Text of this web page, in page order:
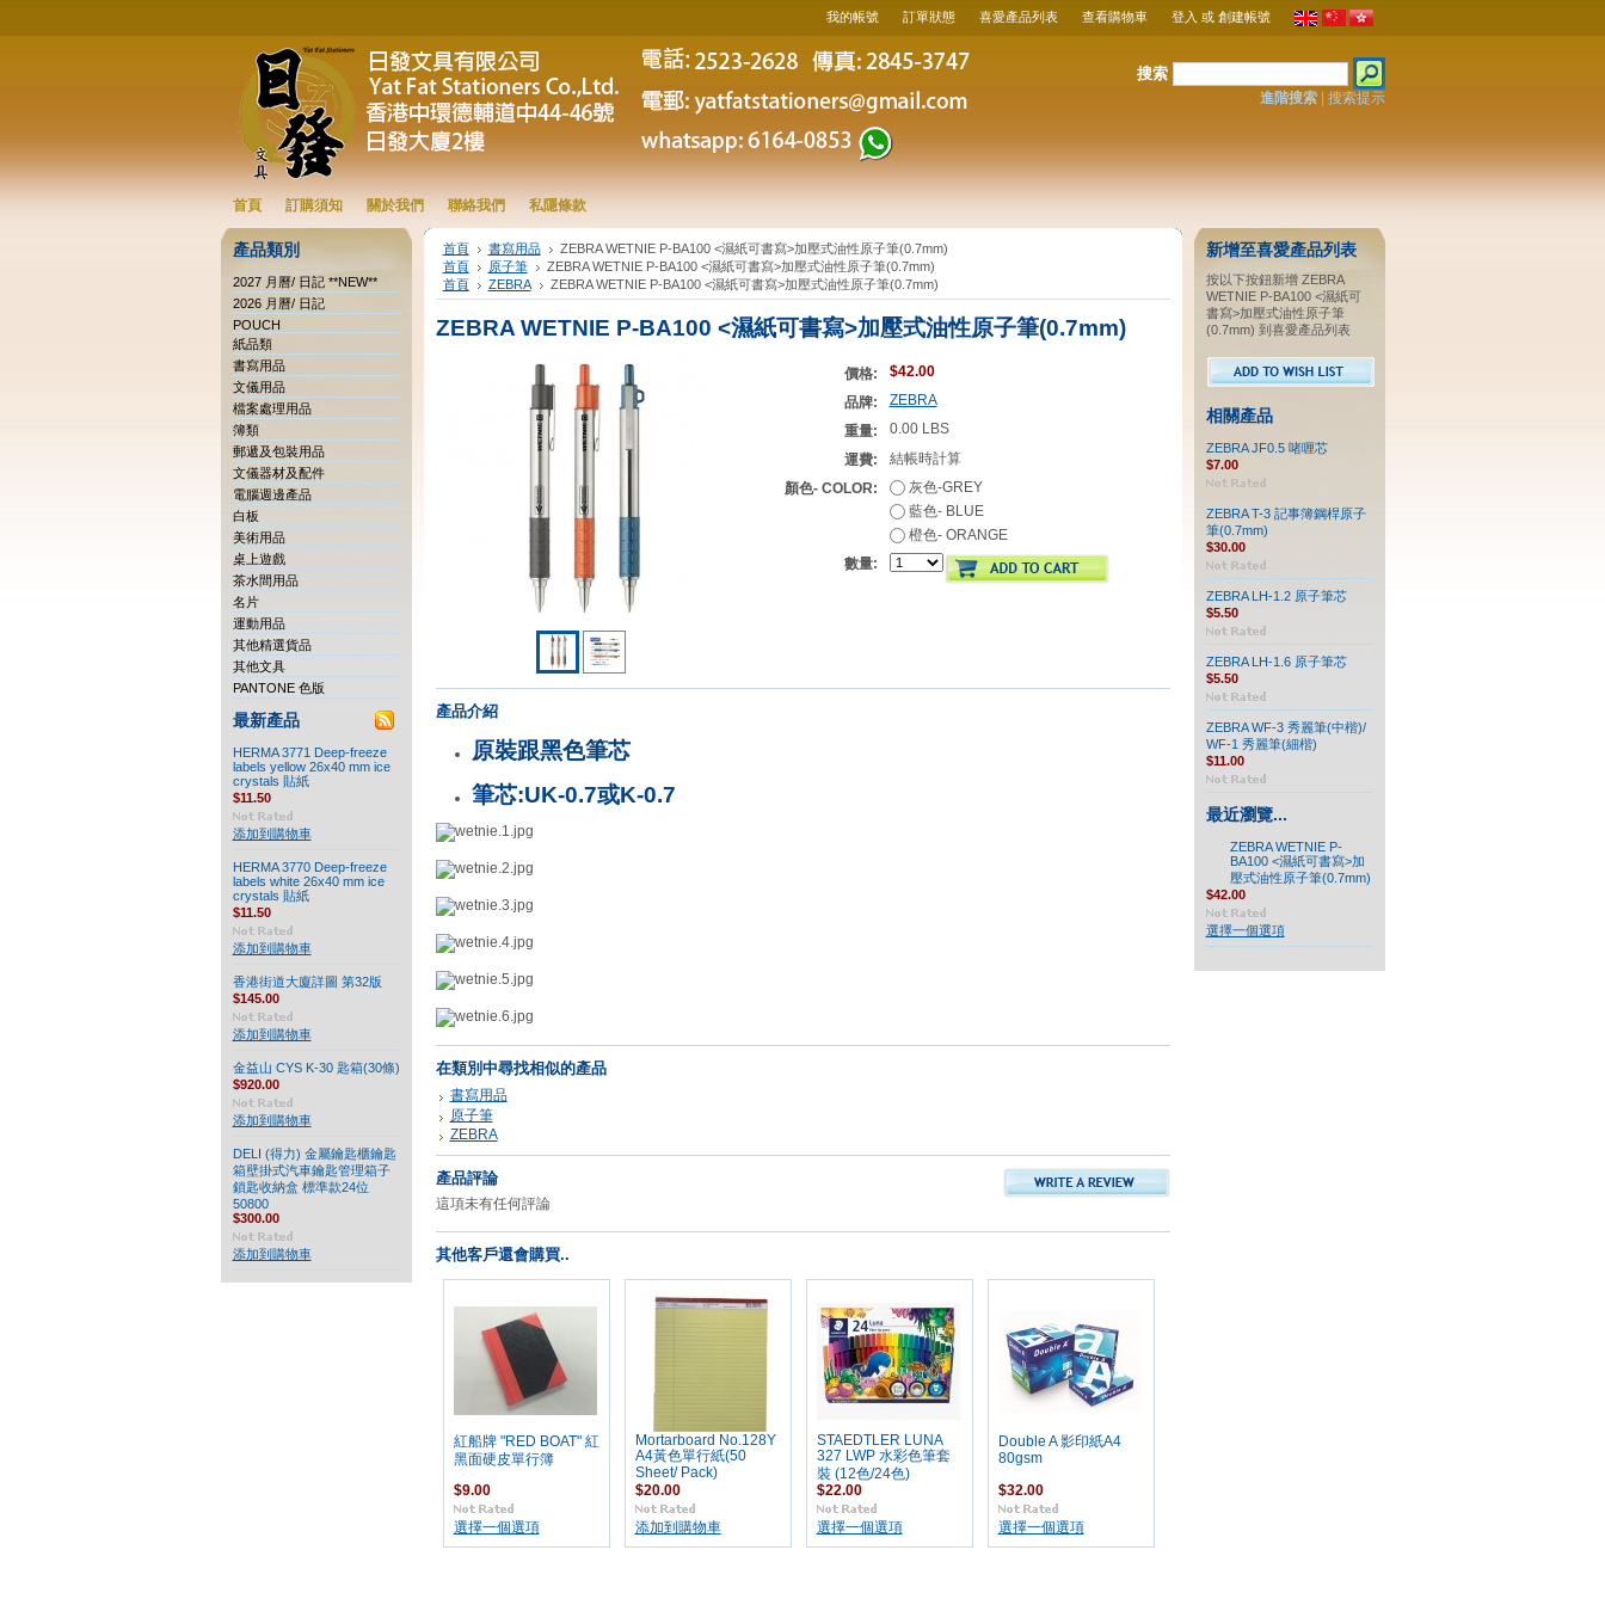
我的帳號 訂單狀態 喜愛產品列表 查看購物車 登入 或 創建帳號
搜索
進階搜索| 搜索提示
首頁 訂購須知 關於我們 聯絡我們 私隱條款
產品類別
2027 月曆/ 日記 **NEW**
2026 月曆/ 日記
POUCH
紙品類
書寫用品
文儀用品
檔案處理用品
簿類
郵遞及包裝用品
文儀器材及配件
電腦週邊產品
白板
美術用品
桌上遊戲
茶水間用品
名片
運動用品
其他精選貨品
其他文具
PANTONE 色版
最新產品
HERMA 3771 Deep-freeze
labels yellow 26x40 mm ice
crystals 貼紙
$11.50
添加到購物車
HERMA 3770 Deep-freeze
labels white 26x40 mm ice
crystals 貼紙
$11.50
添加到購物車
香港街道大廈詳圖 第32版
$145.00
添加到購物車
金益山 CYS K-30 匙箱(30條)
$920.00
添加到購物車
DELI (得力) 金屬鑰匙櫃鑰匙
箱壁掛式汽車鑰匙管理箱子
鎖匙收納盒 標準款24位
50800
$300.00
添加到購物車
首頁 書寫用品
ZEBRA WETNIE P-BA100 <濕紙可書寫>加壓式油性原子筆(0.7mm)
首頁
原子筆
ZEBRA WETNIE P-BA100 <濕紙可書寫>加壓式油性原子筆(0.7mm)
首頁
ZEBRA ZEBRA WETNIE P-BA100 <濕紙可書寫>加壓式油性原子筆(0.7mm)
ZEBRA WETNIE P-BA100 <濕紙可書寫>加壓式油性原子筆(0.7mm)
價格:
$42.00
品牌:
ZEBRA
重量:
0.00 LBS
運費:
結帳時計算
顏色- COLOR:
灰色-GREY
藍色- BLUE
橙色- ORANGE
數量:
產品介紹
原裝跟黑色筆芯
筆芯:UK-0.7或K-0.7
在類別中尋找相似的產品
書寫用品
原子筆
ZEBRA
產品評論
這項未有任何評論
其他客戶還會購買..
紅船牌 "RED BOAT" 紅
黑面硬皮單行簿
$9.00
選擇一個選項
Mortarboard No.128Y
A4黃色單行紙(50
Sheet/ Pack)
$20.00
添加到購物車
STAEDTLER LUNA
327 LWP 水彩色筆套
裝 (12色/24色)
$22.00
選擇一個選項
Double A 影印紙A4
80gsm
$32.00
選擇一個選項
新增至喜愛產品列表
按以下按鈕新增 ZEBRA
WETNIE P-BA100 <濕紙可
書寫>加壓式油性原子筆
(0.7mm) 到喜愛產品列表
相關產品
ZEBRA JF0.5 啫喱芯
$7.00
ZEBRA T-3 記事簿鋼桿原子
筆(0.7mm)
$30.00
ZEBRA LH-1.2 原子筆芯
$5.50
ZEBRA LH-1.6 原子筆芯
$5.50
ZEBRA WF-3 秀麗筆(中楷)/
WF-1 秀麗筆(細楷)
$11.00
最近瀏覽...
ZEBRA WETNIE P-
BA100 <濕紙可書寫>加
壓式油性原子筆(0.7mm)
$42.00
選擇一個選項